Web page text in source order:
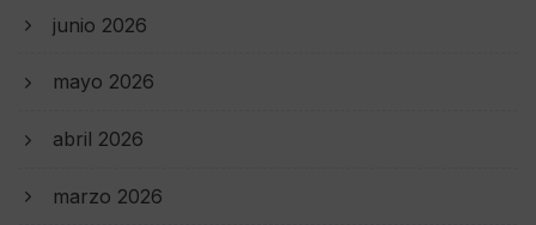
junio 2026
mayo 2026
abril 2026
marzo 2026